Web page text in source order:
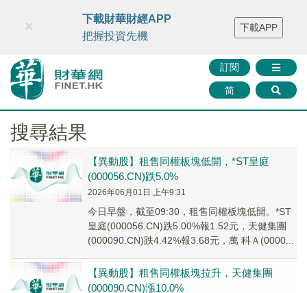
財華智庫網 FINTV FINMETA 財華證券 媒體矩陣
智庫沙龍
聯絡我們
訂閱
简
×
下載財華財經APP
把握投資先機
下載APP
搜尋結果
【異動股】租售同權板塊低開，*ST皇庭
(000056.CN)跌5.0%
2026年06月01日 上午9:31
今日早盤，截至09:30，租售同權板塊低開。*ST
皇庭(000056.CN)跌5.00%報1.52元，天健集團
(000090.CN)跌4.42%報3.68元，萬 科Ａ(0000...
【異動股】租售同權板塊拉升，天健集團
(000090.CN)漲10.0%